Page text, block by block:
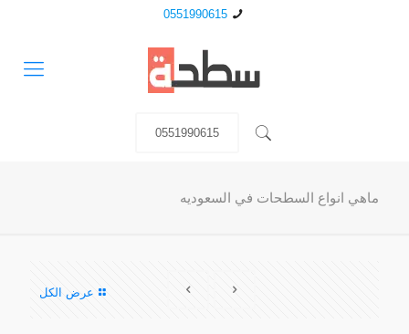
0551990615
0551990615
ماهي انواع السطحات في السعوديه
عرض الكل